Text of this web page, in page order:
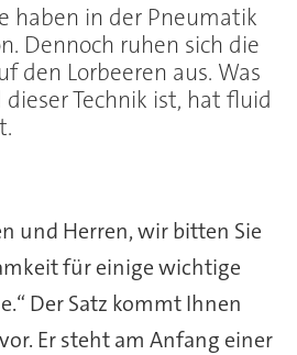
haben in der Pneumatik
Dennoch ruhen sich die
den Lorbeeren aus. Was
Technik ist, hat fluid
und Herren, wir bitten Sie
für einige wichtige
Der Satz kommt Ihnen
Er steht am Anfang einer